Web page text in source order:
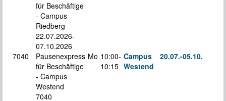
für Beschäftige
- Campus
Riedberg
22.07.2026-
07.10.2026
7040
Pausenexpress
für Beschäftige
- Campus
Westend
7040
Mo 10:00-
10:15
Campus
Westend
20.07.-05.10.